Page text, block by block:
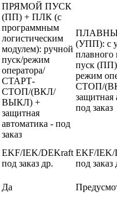
ПРЯМОЙ ПУСК
(ПП) + ПЛК (с
программным
логистическим
модулем): ручной
пуск/режим
оператора/
СТАРТ-
СТОП/(ВКЛ/
ВЫКЛ) +
защитная
автоматика - под
заказ
(УПП): с
плавного
пуск
режим
СТОП/
защитная
под заказ
EKF/IEK/DEKraft
под заказ др.
EKF/IEK/
под заказ
Да